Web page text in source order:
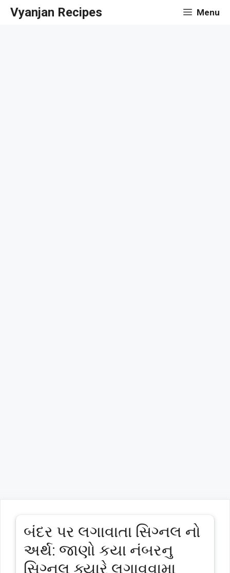
SkipVyanjan Recipes Menu
બંદર પર લગાવાતા સિગ્નલ નો
અર્થ: જાણો કયા નંબરનુ
સિગ્નલ ક્યારે લગાવવામા